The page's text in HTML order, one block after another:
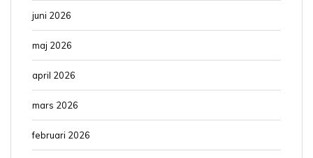
juni 2026
maj 2026
april 2026
mars 2026
februari 2026